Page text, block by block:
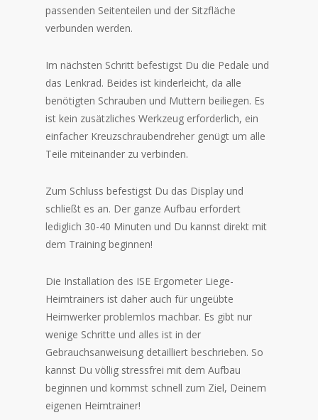
passenden Seitenteilen und der Sitzfläche
verbunden werden.
Im nächsten Schritt befestigst Du die Pedale und
das Lenkrad. Beides ist kinderleicht, da alle
benötigten Schrauben und Muttern beiliegen. Es
ist kein zusätzliches Werkzeug erforderlich, ein
einfacher Kreuzschraubendreher genügt um alle
Teile miteinander zu verbinden.
Zum Schluss befestigst Du das Display und
schließt es an. Der ganze Aufbau erfordert
lediglich 30-40 Minuten und Du kannst direkt mit
dem Training beginnen!
Die Installation des ISE Ergometer Liege-
Heimtrainers ist daher auch für ungeübte
Heimwerker problemlos machbar. Es gibt nur
wenige Schritte und alles ist in der
Gebrauchsanweisung detailliert beschrieben. So
kannst Du völlig stressfrei mit dem Aufbau
beginnen und kommst schnell zum Ziel, Deinem
eigenen Heimtrainer!